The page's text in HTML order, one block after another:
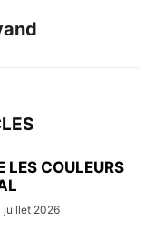
LES COULEURS
juillet 2026